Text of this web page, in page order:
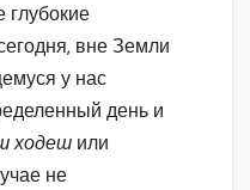
глубокие
вне Земли
у нас
день и
ходеш или
не